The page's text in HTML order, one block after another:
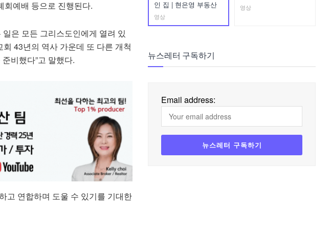
예배 등으로 진행된다.
은 모든 그리스도인에게 열려 있
43년의 역사 가운데 또 다른 개척
비했다”고 말했다.
고 연합하며 도울 수 있기를 기대한
인 집 | 현은영 부동산
영상
영상
뉴스레터 구독하기
Email address: